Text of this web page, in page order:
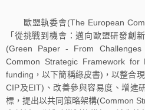
歐盟執委會(The European
「從挑戰到機會：邁向歐盟研發創
(Green Paper - From
Common Strategic Framework for
funding，以下簡稱綠皮書)，以整合
CIP及EIT)、改善參與容易度、增進
標，提出以共同策略架構(Common